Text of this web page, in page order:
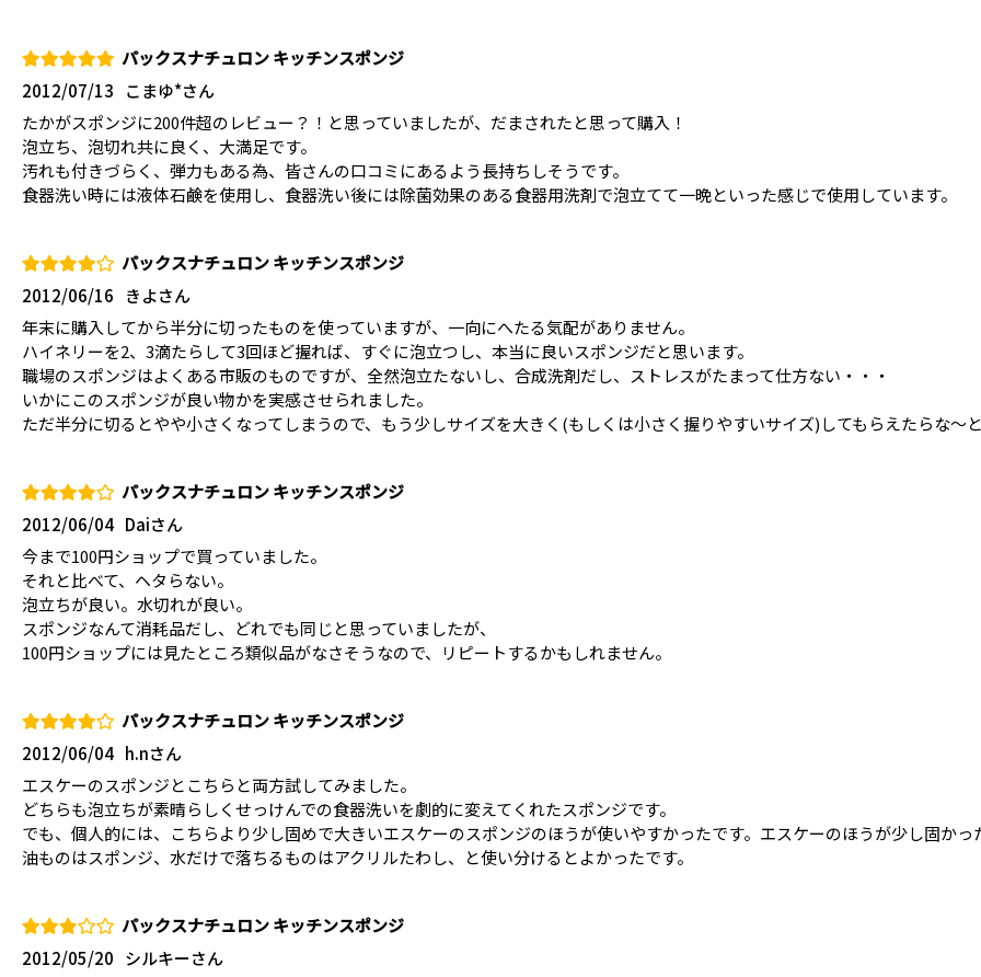
パックスナチュロン キッチンスポンジ
こまゆ*さん
2012/07/13
たかがスポンジに200件超のレビュー？！と思っていましたが、だまされたと思って購入！
泡立ち、泡切れ共に良く、大満足です。
汚れも付きづらく、弾力もある為、皆さんの口コミにあるよう長持ちしそうです。
食器洗い時には液体石鹸を使用し、食器洗い後には除菌効果のある食器用洗剤で泡立てて一晩といった感じで使用しています。
パックスナチュロン キッチンスポンジ
きよさん
2012/06/16
年末に購入してから半分に切ったものを使っていますが、一向にへたる気配がありません。
ハイネリーを2、3滴たらして3回ほど握れば、すぐに泡立つし、本当に良いスポンジだと思います。
職場のスポンジはよくある市販のものですが、全然泡立たないし、合成洗剤だし、ストレスがたまって仕方ない・・・
いかにこのスポンジが良い物かを実感させられました。
ただ半分に切るとやや小さくなってしまうので、もう少しサイズを大きく(もしくは小さく握りやすいサイズ)してもらえたらな～と
パックスナチュロン キッチンスポンジ
Daiさん
2012/06/04
今まで100円ショップで買っていました。
それと比べて、ヘタらない。
泡立ちが良い。水切れが良い。
スポンジなんて消耗品だし、どれでも同じと思っていましたが、
100円ショップには見たところ類似品がなさそうなので、リピートするかもしれません。
パックスナチュロン キッチンスポンジ
h.nさん
2012/06/04
エスケーのスポンジとこちらと両方試してみました。
どちらも泡立ちが素晴らしくせっけんでの食器洗いを劇的に変えてくれたスポンジです。
でも、個人的には、こちらより少し固めで大きいエスケーのスポンジのほうが使いやすかったです。エスケーのほうが少し固かっ
油ものはスポンジ、水だけで落ちるものはアクリルたわし、と使い分けるとよかったです。
パックスナチュロン キッチンスポンジ
シルキーさん
2012/05/20